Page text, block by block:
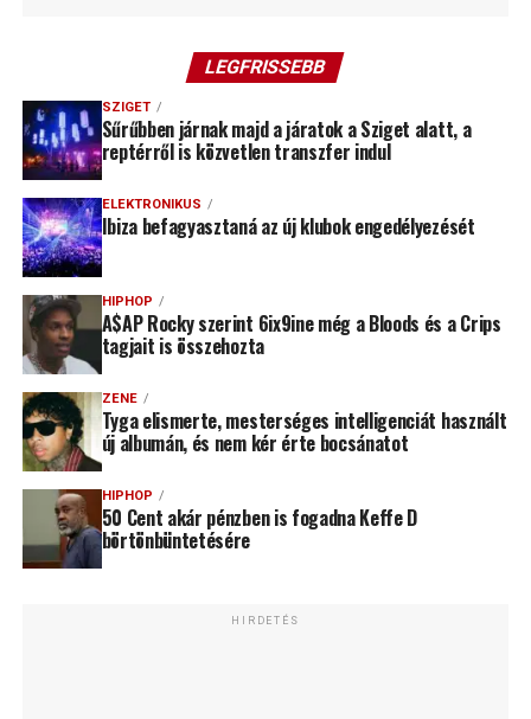
LEGFRISSEBB
SZIGET
Sűrűbben járnak majd a járatok a Sziget alatt, a
reptérről is közvetlen transzfer indul
ELEKTRONIKUS
Ibiza befagyasztaná az új klubok engedélyezését
HIPHOP
A$AP Rocky szerint 6ix9ine még a Bloods és a Crips
tagjait is összehozta
ZENE
Tyga elismerte, mesterséges intelligenciát használt
új albumán, és nem kér érte bocsánatot
HIPHOP
50 Cent akár pénzben is fogadna Keffe D
börtönbüntetésére
HIRDETÉS